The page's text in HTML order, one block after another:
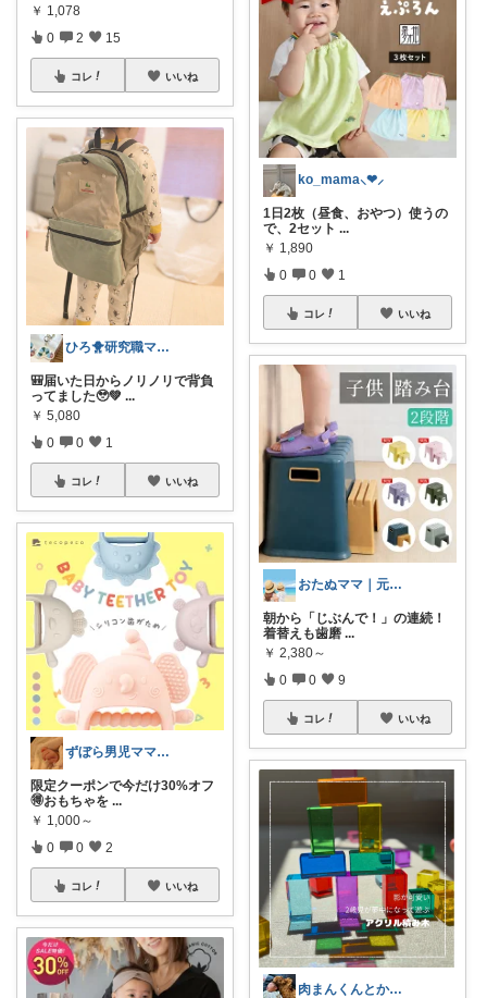
￥ 1,078
0 2 15
コレ いいね
ひろ🐥研究職ママ👩‍💻💎
🎒届いた日からノリノリで背負
ってました🥹💚 ...
￥ 5,080
0 0 1
コレ いいね
ずぼら男児ママの時短便利グッズROOM
限定クーポンで今だけ30%オフ
🉐おもちゃを ...
￥ 1,000～
0 0 2
コレ いいね
ko_mama⸜❤︎⸝
1日2枚（昼食、おやつ）使うの
で、2セット ...
￥ 1,890
0 0 1
コレ いいね
おたぬママ｜元保育士の0〜2歳育児ハック
朝から「じぶんで！」の連続！
着替えも歯磨 ...
￥ 2,380～
0 0 9
コレ いいね
肉まんくんとから揚げちゃん